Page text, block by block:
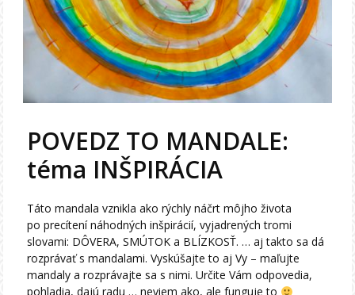
POVEDZ TO MANDALE:
téma INŠPIRÁCIA
Táto mandala vznikla ako rýchly náčrt môjho života
po precítení náhodných inšpirácií, vyjadrených tromi
slovami: DÔVERA, SMÚTOK a BLÍZKOSŤ. … aj takto sa dá
rozprávať s mandalami. Vyskúšajte to aj Vy – maľujte
mandaly a rozprávajte sa s nimi. Určite Vám odpovedia,
pohladia, dajú radu … neviem ako, ale funguje to